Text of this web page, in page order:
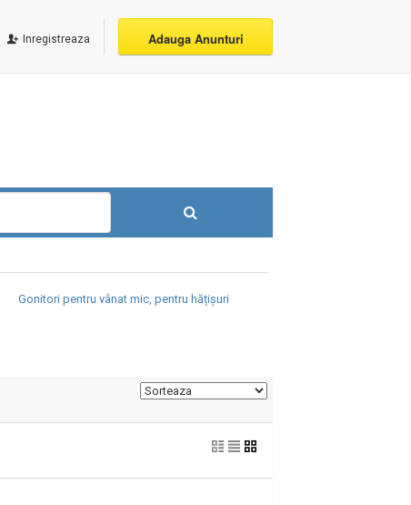
Inregistreaza Adauga Anunturi
Gonitori pentru vânat mic, pentru hățișuri